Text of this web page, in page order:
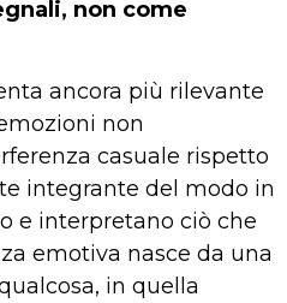
non come
ancora più rilevante
non
casuale rispetto
integrante del modo in
e interpretano ciò che
emotiva nasce da una
in quella